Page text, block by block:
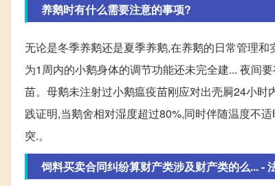
养鹅时有什么需要注意的事项?
无论是冬季养鹅还是夏季养鹅,在养鹅的日常管理
为1周内的小鹅身体的调节功能还未完全建... 夜间
苗。母鹅未注射过小鹅瘟疫苗刚应对出壳屙24小
践证明,当鹅舍相对湿度超过80%,同时伴随温度不
突.。
饲料买卖合同纠纷算财产类涉及财产类的么... -